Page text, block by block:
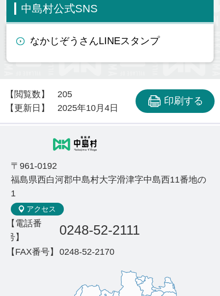
中島村公式SNS
なかじぞうさんLINEスタンプ
【閲覧数】
205
【更新日】
2025年10月4日
印刷する
〒961-0192
福島県西白河郡中島村大字滑津字中島西11番地の
1
アクセス
【電話番
号】
0248-52-2111
【FAX番号】 0248-52-2170